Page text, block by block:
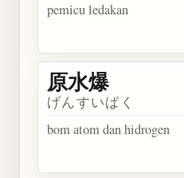
pemicu ledakan
原水爆
げんすいばく
bom atom dan hidrogen